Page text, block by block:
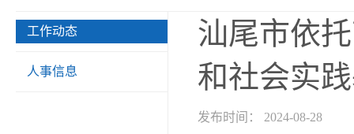
工作动态
人事信息
汕尾市依
和社会实
发布时间： 2024-08-28